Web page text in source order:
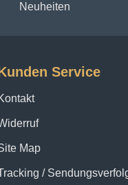
Neuheiten
Service
Map
/